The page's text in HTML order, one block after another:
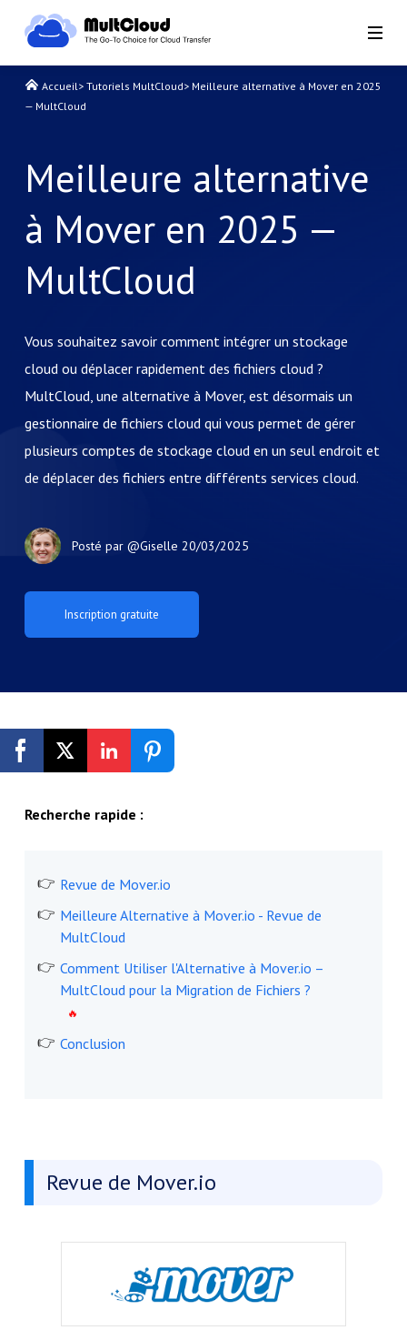
Accueil> Tutoriels MultCloud> Meilleure alternative à Mover en 2025
— MultCloud
Meilleure alternative
à Mover en 2025 —
MultCloud
Vous souhaitez savoir comment intégrer un stockage
cloud ou déplacer rapidement des fichiers cloud ?
MultCloud, une alternative à Mover, est désormais un
gestionnaire de fichiers cloud qui vous permet de gérer
plusieurs comptes de stockage cloud en un seul endroit et
de déplacer des fichiers entre différents services cloud.
Inscription gratuite
Posté par @Giselle 20/03/2025
Recherche rapide :
Revue de Mover.io
Meilleure Alternative à Mover.io - Revue de
MultCloud
Comment Utiliser l'Alternative à Mover.io –
MultCloud pour la Migration de Fichiers ?
Conclusion
Revue de Mover.io